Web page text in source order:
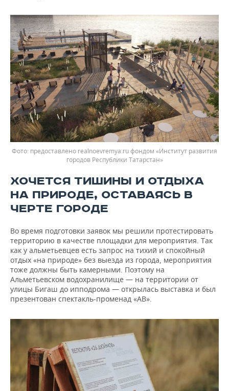
предоставлено realnoevremya.ru фондом «Институт развития
городов Республики Татарстан»
ХОЧЕТСЯ ТИШИНЫ И ОТДЫХА
НА ПРИРОДЕ, ОСТАВАЯСЬ В
ЧЕРТЕ ГОРОДЕ
Во время подготовки заявок мы решили протестировать
территорию в качестве площадки для мероприятия. Так
как у альметьевцев есть запрос на тихий и спокойный
отдых «на природе» без выезда из города, мероприятия
тоже должны быть камерными. Поэтому на
Альметьевском водохранилище — на территории от
улицы Бигаш до ипподрома — открылась выставка и был
презентован спектакль-променад «АВ».